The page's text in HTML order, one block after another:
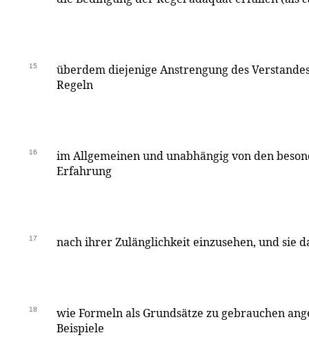
15
überdem diejenige Anstrengung des
Regeln
16
im Allgemeinen und unabhängig von den
Erfahrung
17 nach ihrer Zulänglichkeit einzusehen, und sie
18
wie Formeln als Grundsätze zu gebrauchen
Beispiele